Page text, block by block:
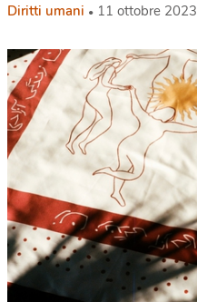
Diritti umani 11 ottobre 2023